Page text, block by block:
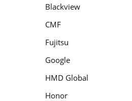
Blackview
CMF
Fujitsu
Google
HMD Global
Honor